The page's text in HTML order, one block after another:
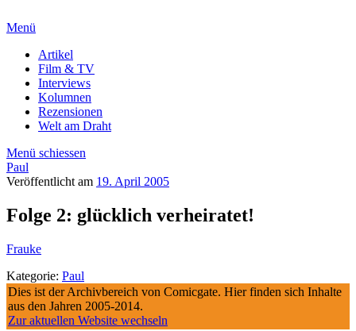
Menü
Artikel
Film & TV
Interviews
Kolumnen
Rezensionen
Welt am Draht
Menü schiessen
Paul
Veröffentlicht am 19. April 2005
Folge 2: glücklich verheiratet!
Frauke
Kategorie: Paul
Dies ist der Archivbereich von Comicgate. Hier finden sich Inhalte
aus den Jahren 2005-2014.
Zur aktuellen Website wechseln